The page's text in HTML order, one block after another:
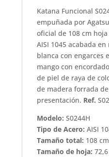
Katana Funcional
empuñada por
oficial de 108 cm
AISI 1045 acabada
blanca con engarces
mango con
de piel de raya de
de madera forrada
presentación. Ref.
Modelo: S0244H
Tipo de Acero: AISI
Tamaño total: 108 cm
Tamaño de hoja: